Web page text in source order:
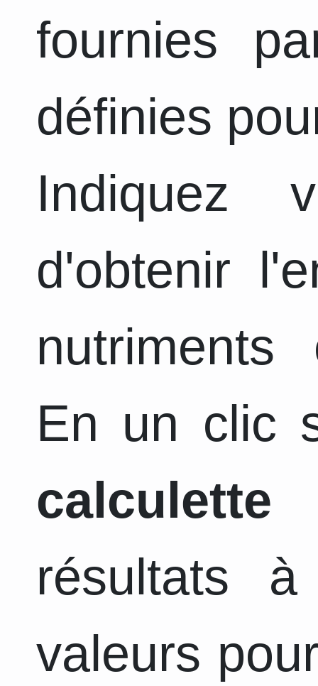
fournies
définies
Indiquez
d'obtenir
En un clic
calculette
résultats
valeurs